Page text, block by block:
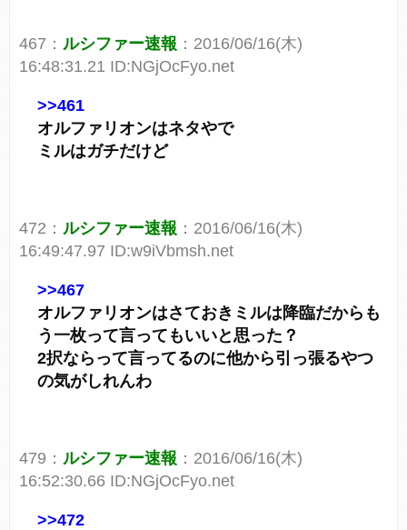
467： ルシファー速報 ：2016/06/16(木)
16:48:31.21 ID:NGjOcFyo.net
>>461
オルファリオンはネタやで
ミルはガチだけど
472： ルシファー速報 ：2016/06/16(木)
16:49:47.97 ID:w9iVbmsh.net
>>467
オルファリオンはさておきミルは降臨だからも
う一枚って言ってもいいと思った？
2択ならって言ってるのに他から引っ張るやつ
の気がしれんわ
479： ルシファー速報 ：2016/06/16(木)
16:52:30.66 ID:NGjOcFyo.net
>>472